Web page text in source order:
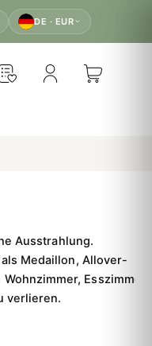
DE · EUR
Ausstrahlung.
Medaillon, Allover-
Esszimmer
verlieren.